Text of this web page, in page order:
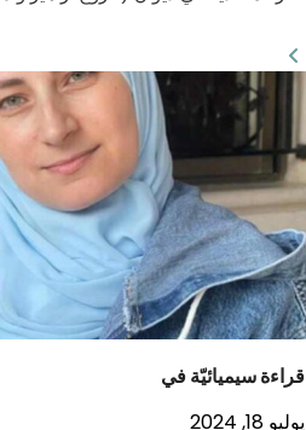
قراءة سيميائيّة في
يوليو 18, 2024
قراءة سيميائيّة في ديوان “للرّوح أزاهير
حكمت